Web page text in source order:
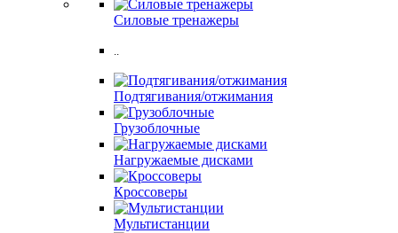
Силовые тренажеры
..
Подтягивания/отжимания
Грузоблочные
Нагружаемые дисками
Кроссоверы
Мультистанции